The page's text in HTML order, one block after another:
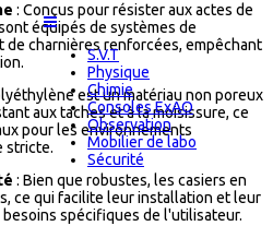
S.V.T
Physique
Chimie
Consoles ExAO
Observation
Mobilier de labo
Sécurité
: Conçus pour résister aux actes de
équipés de systèmes de
de charnières renforcées, empêchant
est un matériau non poreux
aux taches et à la moisissure, ce
pour les environnements
stricte.
: Bien que robustes, les casiers en
ce qui facilite leur installation et leur
spécifiques de l'utilisateur.